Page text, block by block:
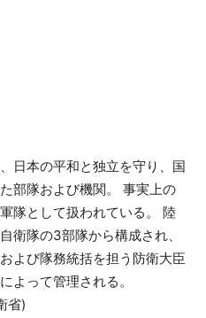
日本の平和と独立を守り、国
部隊および機関。 事実上の
隊として扱われている。 陸
衛隊の3部隊から構成され、
よび隊務統括を担う防衛大臣
よって管理される。
省)